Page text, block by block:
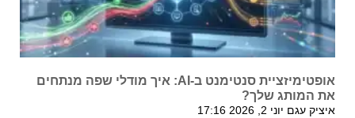
אופטימיזציית סנטימנט ב-AI: איך מודלי שפה מנתחים
את המותג שלך?
איציק עגם יוני 2, 2026 17:16